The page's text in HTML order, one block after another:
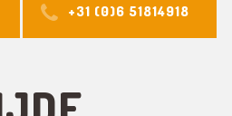
+31 (0)6 51814918